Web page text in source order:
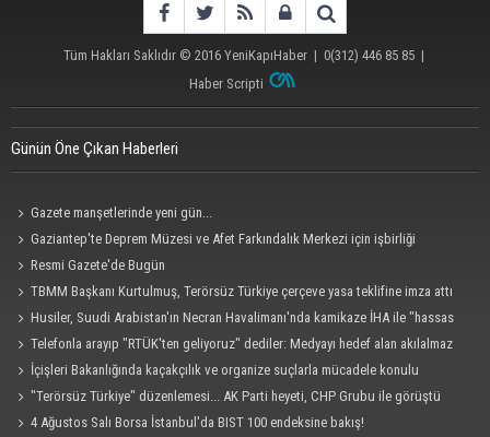
Tüm Hakları Saklıdır © 2016 YeniKapıHaber| 0(312) 446 85 85|
Haber Scripti
Günün Öne Çıkan Haberleri
Gazete manşetlerinde yeni gün...
Gaziantep'te Deprem Müzesi ve Afet Farkındalık Merkezi için işbirliği
protokolü imzalandı
Resmi Gazete'de Bugün
TBMM Başkanı Kurtulmuş, Terörsüz Türkiye çerçeve yasa teklifine imza attı
Husiler, Suudi Arabistan'ın Necran Havalimanı'nda kamikaze İHA ile "hassas
bir hedefi" vurduklarını açıkladı
Telefonla arayıp "RTÜK'ten geliyoruz" dediler: Medyayı hedef alan akılalmaz
tuzak ifşa oldu
İçişleri Bakanlığında kaçakçılık ve organize suçlarla mücadele konulu
güvenlik toplantısı yapıldı
"Terörsüz Türkiye" düzenlemesi... AK Parti heyeti, CHP Grubu ile görüştü
4 Ağustos Salı Borsa İstanbul'da BIST 100 endeksine bakış!